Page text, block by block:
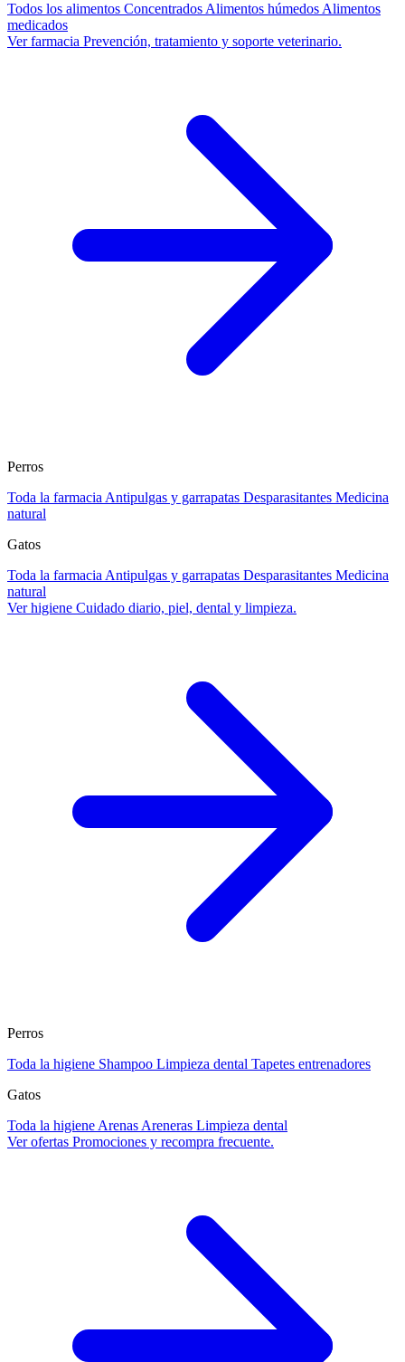
Todos los alimentos Concentrados Alimentos húmedos Alimentos
medicados
Ver farmacia Prevención, tratamiento y soporte veterinario.
Perros
Toda la farmacia Antipulgas y garrapatas Desparasitantes Medicina
natural
Gatos
Toda la farmacia Antipulgas y garrapatas Desparasitantes Medicina
natural
Ver higiene Cuidado diario, piel, dental y limpieza.
Perros
Toda la higiene Shampoo Limpieza dental Tapetes entrenadores
Gatos
Toda la higiene Arenas Areneras Limpieza dental
Ver ofertas Promociones y recompra frecuente.